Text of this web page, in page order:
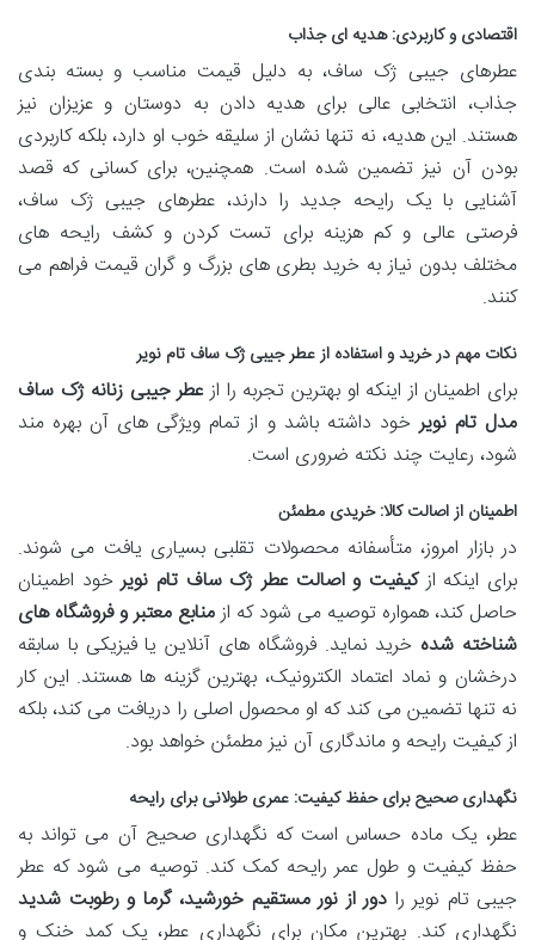
اقتصادی و کاربردی: هدیه ای جذاب
عطرهای جیبی ژک ساف، به دلیل قیمت مناسب و بسته بندی
جذاب، انتخابی عالی برای هدیه دادن به دوستان و عزیزان نیز
هستند. این هدیه، نه تنها نشان از سلیقه خوب او دارد، بلکه کاربردی
بودن آن نیز تضمین شده است. همچنین، برای کسانی که قصد
آشنایی با یک رایحه جدید را دارند، عطرهای جیبی ژک ساف،
فرصتی عالی و کم هزینه برای تست کردن و کشف رایحه های
مختلف بدون نیاز به خرید بطری های بزرگ و گران قیمت فراهم می
کنند.
نکات مهم در خرید و استفاده از عطر جیبی ژک ساف تام نویر
برای اطمینان از اینکه او بهترین تجربه را ازعطر جیبی زنانه ژک ساف
مدل تام نویرخود داشته باشد و از تمام ویژگی های آن بهره مند
شود، رعایت چند نکته ضروری است.
اطمینان از اصالت کالا: خریدی مطمئن
در بازار امروز، متأسفانه محصولات تقلبی بسیاری یافت می شوند.
برای اینکه ازکیفیت و اصالت عطر ژک ساف تام نویرخود اطمینان
حاصل کند، همواره توصیه می شود که ازمنابع معتبر و فروشگاه های
شناخته شده خرید نماید. فروشگاه های آنلاین یا فیزیکی با سابقه
درخشان و نماد اعتماد الکترونیک، بهترین گزینه ها هستند. این کار
نه تنها تضمین می کند که او محصول اصلی را دریافت می کند، بلکه
از کیفیت رایحه و ماندگاری آن نیز مطمئن خواهد بود.
نگهداری صحیح برای حفظ کیفیت: عمری طولانی برای رایحه
عطر، یک ماده حساس است که نگهداری صحیح آن می تواند به
حفظ کیفیت و طول عمر رایحه کمک کند. توصیه می شود که عطر
جیبی تام نویر را دور از نور مستقیم خورشید، گرما و رطوبت شدید
نگهداری کند. بهترین مکان برای نگهداری عطر، یک کمد خنک و